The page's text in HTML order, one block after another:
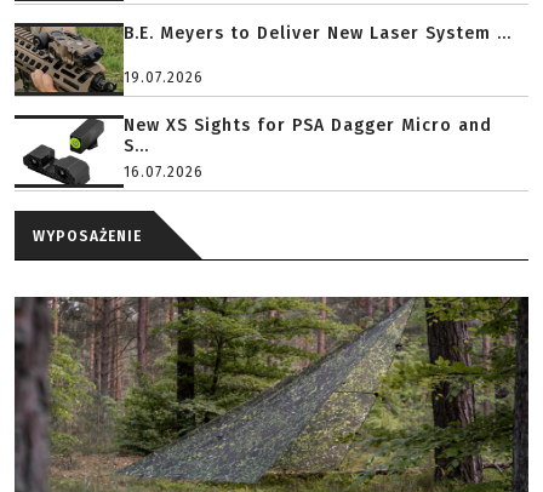
B.E. Meyers to Deliver New Laser System ...
19.07.2026
New XS Sights for PSA Dagger Micro and
S...
16.07.2026
WYPOSAŻENIE